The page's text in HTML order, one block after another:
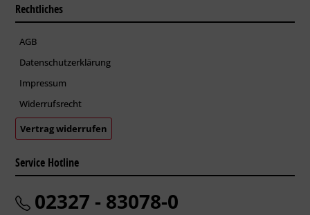
Rechtliches
AGB
Datenschutzerklärung
Impressum
Widerrufsrecht
Vertrag widerrufen
Service Hotline
02327 - 83078-0